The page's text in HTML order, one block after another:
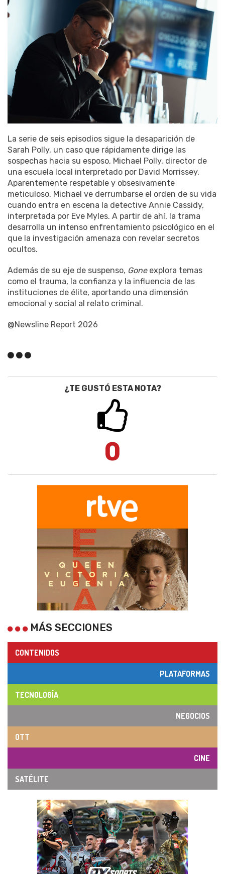
La serie de seis episodios sigue la desaparición de
Sarah Polly, un caso que rápidamente dirige las
sospechas hacia su esposo, Michael Polly, director de
una escuela local interpretado por David Morrissey.
Aparentemente respetable y obsesivamente
meticuloso, Michael ve derrumbarse el orden de su vida
cuando entra en escena la detective Annie Cassidy,
interpretada por Eve Myles. A partir de ahí, la trama
desarrolla un intenso enfrentamiento psicológico en el
que la investigación amenaza con revelar secretos
ocultos.
Además de su eje de suspenso, Goneexplora temas
como el trauma, la confianza y la influencia de las
instituciones de élite, aportando una dimensión
emocional y social al relato criminal.
@Newsline Report 2026
¿TE GUSTÓ ESTA NOTA?
0
MÁS SECCIONES
CONTENIDOS
PLATAFORMAS
TECNOLOGÍA
NEGOCIOS
OTT
CINE
SATÉLITE